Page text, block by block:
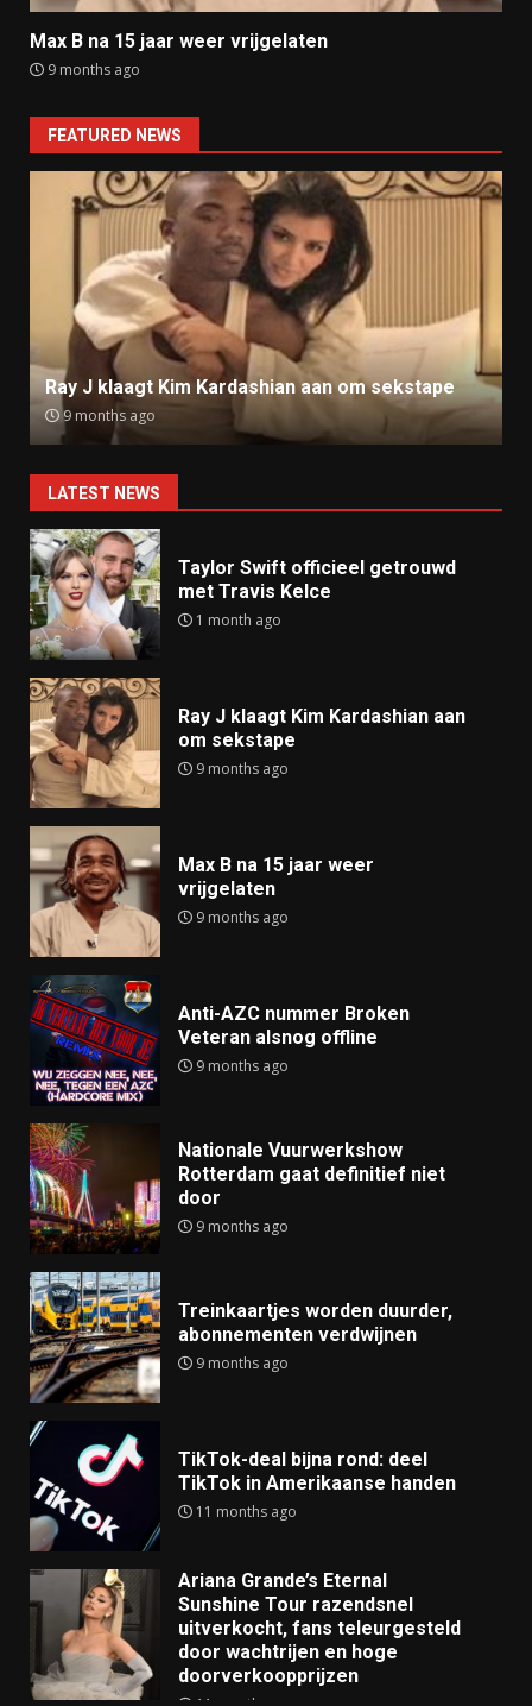
Max B na 15 jaar weer vrijgelaten
9 months ago
FEATURED NEWS
Ray J klaagt Kim Kardashian aan om sekstape
9 months ago
LATEST NEWS
Taylor Swift officieel getrouwd
met Travis Kelce
1 month ago
Ray J klaagt Kim Kardashian aan
om sekstape
9 months ago
Max B na 15 jaar weer
vrijgelaten
9 months ago
Anti-AZC nummer Broken
Veteran alsnog offline
9 months ago
Nationale Vuurwerkshow
Rotterdam gaat definitief niet
door
9 months ago
Treinkaartjes worden duurder,
abonnementen verdwijnen
9 months ago
TikTok-deal bijna rond: deel
TikTok in Amerikaanse handen
11 months ago
Ariana Grande’s Eternal
Sunshine Tour razendsnel
uitverkocht, fans teleurgesteld
door wachtrijen en hoge
doorverkoopprijzen